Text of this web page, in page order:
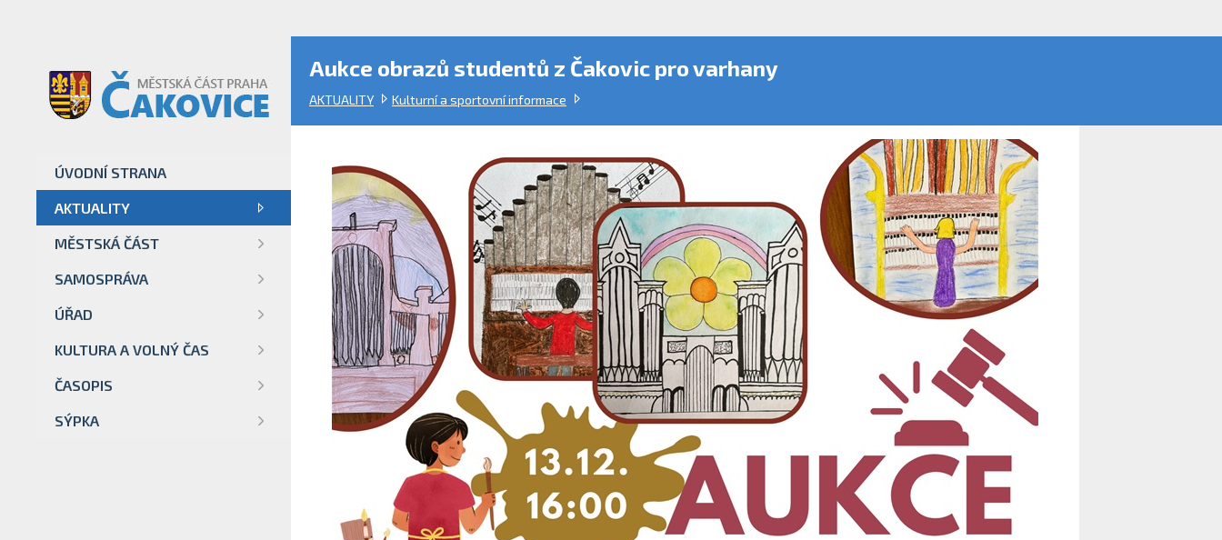
Aukce obrazů studentů z Čakovic pro varhany
AKTUALITY Kulturní a sportovní informace
ÚVODNÍ STRANA
AKTUALITY
MĚSTSKÁ ČÁST
SAMOSPRÁVA
ÚŘAD
KULTURA A VOLNÝ ČAS
ČASOPIS
SÝPKA